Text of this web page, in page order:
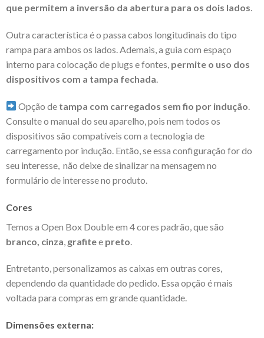
que permitem a inversão da abertura para os dois lados.
Outra característica é o passa cabos longitudinais do tipo
rampa para ambos os lados. Ademais, a guia com espaço
interno para colocação de plugs e fontes, permite o uso dos
dispositivos com a tampa fechada.
Opção de tampa com carregados sem fio por indução.
Consulte o manual do seu aparelho, pois nem todos os
dispositivos são compatíveis com a tecnologia de
carregamento por indução. Então, se essa configuração for do
seu interesse, não deixe de sinalizar na mensagem no
formulário de interesse no produto.
Cores
Temos a Open Box Double em 4 cores padrão, que são
branco, cinza grafitee preto
Entretanto, personalizamos as caixas em outras cores,
dependendo da quantidade do pedido. Essa opção é mais
voltada para compras em grande quantidade.
Dimensões externa: